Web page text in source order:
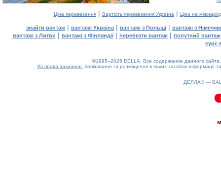
Ціна перевезення| Вартість перевезення Україна | Ціни на
знайти вантаж | вантажі Україна | вантажі з Польщі | вантажі з
вантажі з Литви | вантажі з Фінляндії| перевезти вантаж| попутний вантаж
курс
©1995–2026 DELLA. Все содержание данного
Усі права захищені. Копіювання та розміщення в інших засобах інформації
ДЕЛЛА® —